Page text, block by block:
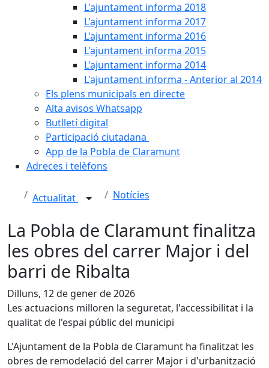
L'ajuntament informa 2018
L'ajuntament informa 2017
L'ajuntament informa 2016
L'ajuntament informa 2015
L'ajuntament informa 2014
L'ajuntament informa - Anterior al 2014
Els plens municipals en directe
Alta avisos Whatsapp
Butlletí digital
Participació ciutadana
App de la Pobla de Claramunt
Adreces i telèfons
Actualitat Notícies
La Pobla de Claramunt finalitza
les obres del carrer Major i del
barri de Ribalta
Dilluns, 12 de gener de 2026
Les actuacions milloren la seguretat, l'accessibilitat i la
qualitat de l'espai públic del municipi
L'Ajuntament de la Pobla de Claramunt ha finalitzat les
obres de remodelació del carrer Major i d'urbanització